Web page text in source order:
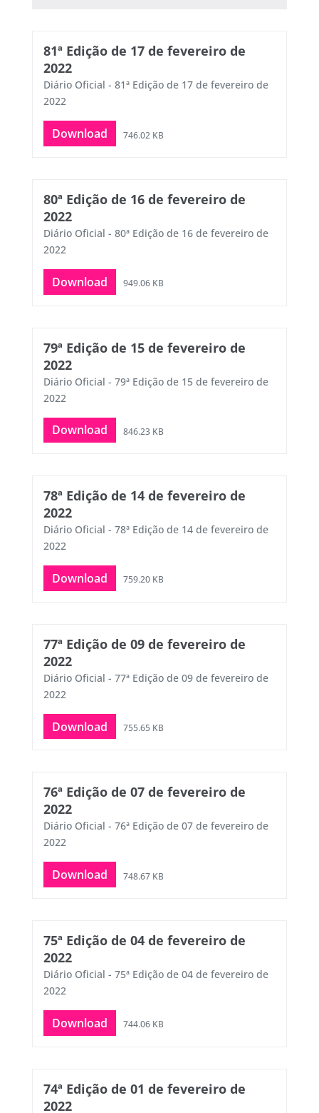
81ª Edição de 17 de fevereiro de
2022
Diário Oficial - 81ª Edição de 17 de fevereiro de
2022
Download 746.02 KB
80ª Edição de 16 de fevereiro de
2022
Diário Oficial - 80ª Edição de 16 de fevereiro de
2022
Download 949.06 KB
79ª Edição de 15 de fevereiro de
2022
Diário Oficial - 79ª Edição de 15 de fevereiro de
2022
Download 846.23 KB
78ª Edição de 14 de fevereiro de
2022
Diário Oficial - 78ª Edição de 14 de fevereiro de
2022
Download 759.20 KB
77ª Edição de 09 de fevereiro de
2022
Diário Oficial - 77ª Edição de 09 de fevereiro de
2022
Download 755.65 KB
76ª Edição de 07 de fevereiro de
2022
Diário Oficial - 76ª Edição de 07 de fevereiro de
2022
Download 748.67 KB
75ª Edição de 04 de fevereiro de
2022
Diário Oficial - 75ª Edição de 04 de fevereiro de
2022
Download 744.06 KB
74ª Edição de 01 de fevereiro de
2022